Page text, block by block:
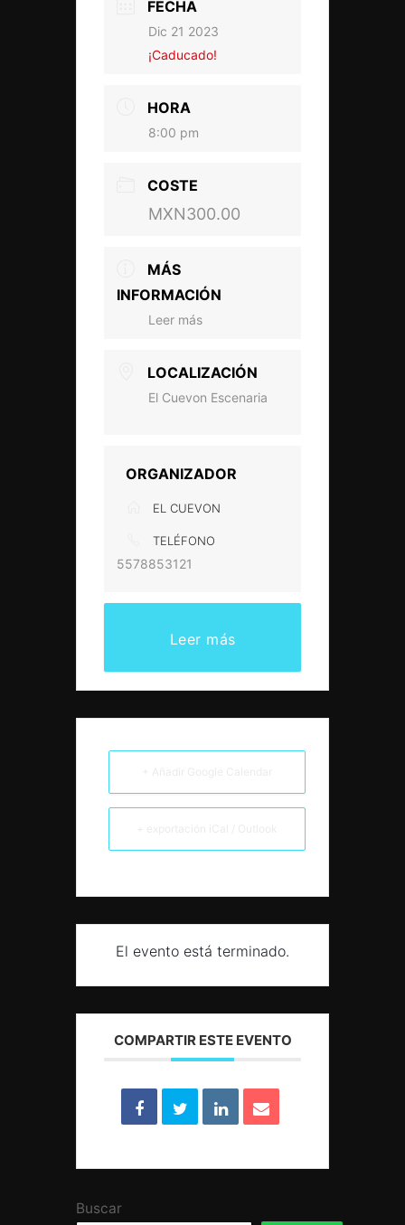
FECHA
Dic 21 2023
¡Caducado!
HORA
8:00 pm
COSTE
MXN300.00
MÁS
INFORMACIÓN
Leer más
LOCALIZACIÓN
El Cuevon Escenaria
ORGANIZADOR
EL CUEVON
TELÉFONO
5578853121
Leer más
El evento está terminado.
COMPARTIR ESTE EVENTO
Buscar